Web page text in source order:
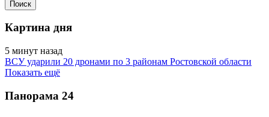
Картина дня
5 минут назад
ВСУ ударили 20 дронами по 3 районам Ростовской области
Показать ещё
Панорама 24